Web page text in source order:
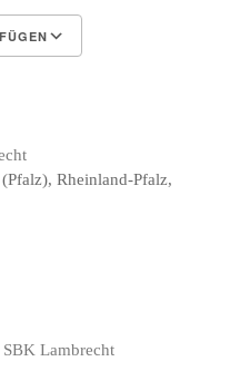
Rheinland-Pfalz,
SBK Lambrecht